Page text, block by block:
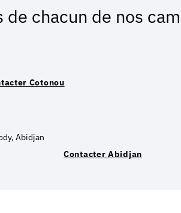
chacun de nos
Cotonou
Abidjan
Contacter Abidjan